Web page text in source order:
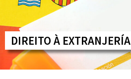
DIREITO À EXTRANJERÍA